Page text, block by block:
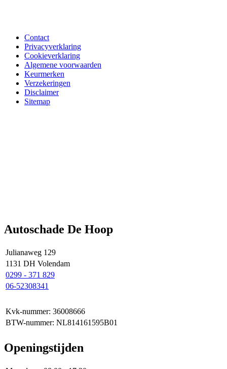
Contact
Privacyverklaring
Cookieverklaring
Algemene voorwaarden
Keurmerken
Verzekeringen
Disclaimer
Sitemap
Autoschade De Hoop
Julianaweg 129
1131 DH Volendam
0299 - 371 829
06-52308341
Kvk-nummer: 36008666
BTW-nummer: NL814161595B01
Openingstijden